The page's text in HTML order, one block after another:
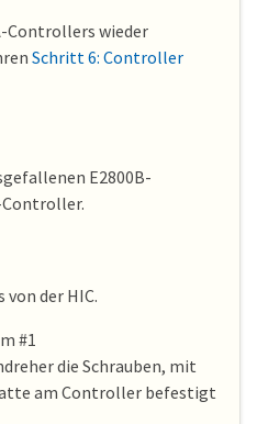
Controllers wieder
Schritt 6: Controller
E2800B-
von der HIC.
#1
die Schrauben, mit
am Controller befestigt